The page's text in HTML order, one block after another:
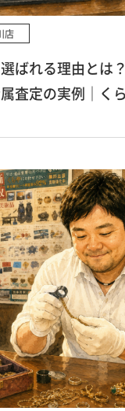
店
ばれる理由とは
査定の実例｜く